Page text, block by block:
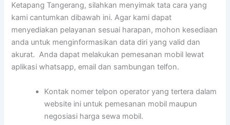
Ketapang Tangerang, silahkan menyimak tata cara yang
kami cantumkan dibawah ini. Agar kami dapat
menyediakan pelayanan sesuai harapan, mohon kesediaan
anda untuk menginformasikan data diri yang valid dan
akurat. Anda dapat melakukan pemesanan mobil lewat
aplikasi whatsapp, email dan sambungan telfon.
Kontak nomer telpon operator yang tertera dalam
website ini untuk pemesanan mobil maupun
negosiasi harga sewa mobil.